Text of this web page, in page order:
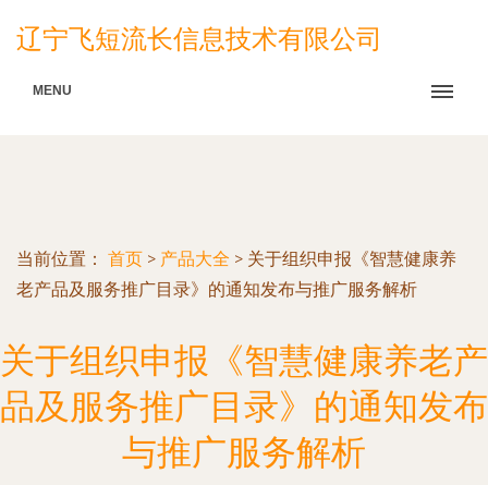
辽宁飞短流长信息技术有限公司
MENU
当前位置： 首页 > 产品大全 > 关于组织申报《智慧健康养
老产品及服务推广目录》的通知发布与推广服务解析
关于组织申报《智慧健康养老产
品及服务推广目录》的通知发布
与推广服务解析